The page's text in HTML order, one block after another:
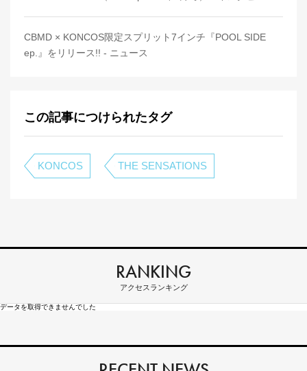
CBMD × KONCOS限定スプリット7インチ『POOL SIDE
ep.』をリリース!! - ニュース
この記事につけられたタグ
KONCOS THE SENSATIONS
RANKING
アクセスランキング
データを取得できませんでした